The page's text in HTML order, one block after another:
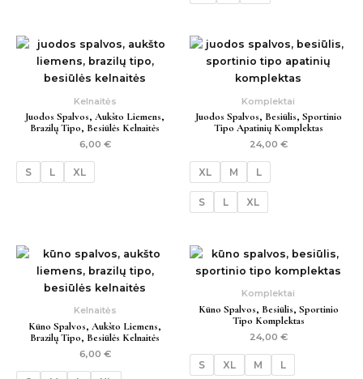
Kelnaitės
Juodos Spalvos, Aukšto Liemens,
Brazilų Tipo, Besiūlės Kelnaitės
6,00 €
S L XL
Komplektai
Juodos Spalvos, Besiūlis, Sportinio
Tipo Apatinių Komplektas
24,00 €
XL M L
S L XL
Kelnaitės
Kūno Spalvos, Aukšto Liemens,
Brazilų Tipo, Besiūlės Kelnaitės
6,00 €
Komplektai
Kūno Spalvos, Besiūlis, Sportinio
Tipo Komplektas
24,00 €
S XL M L